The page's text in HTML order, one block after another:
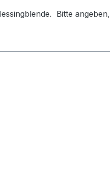
Bitte